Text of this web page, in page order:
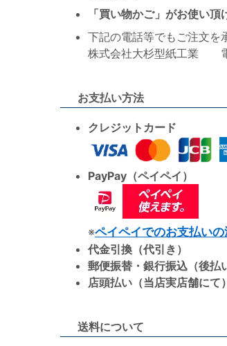
「買い物かご」がお使い頂
下記の電話等でもご注文を
株式会社大杉型紙工業
お支払い方法
クレジットカード
PayPay（ペイペイ）
※ペイペイでのお支払いの
代金引換（代引き）
郵便振替・銀行振込（後払
店頭払い（当店実店舗にて）
送料について